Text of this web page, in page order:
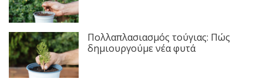
Πολλαπλασιασμός τούγιας: Πώς
δημιουργούμε νέα φυτά